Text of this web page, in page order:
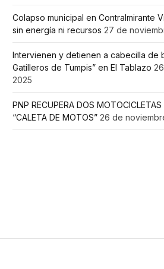
Colapso municipal en Contralmirante
sin energía ni recursos 27 de
Intervienen y detienen a cabecilla de
Gatilleros de Tumpis” en El Tablazo
2025
PNP RECUPERA DOS
“CALETA DE MOTOS” 26 de